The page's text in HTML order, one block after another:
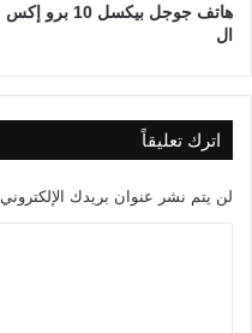
هاتف جوجل بيكسل 10 برو إكس
ال
اترك تعليقاً
لن يتم نشر عنوان بريدك الإلكتروني.